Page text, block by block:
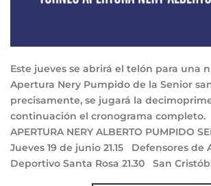
Este jueves se abrirá el telón para una
Apertura Nery Pumpido de la Senior
precisamente, se jugará la
continuación el cronograma completo.
APERTURA NERY ALBERTO PUMPIDO
Jueves 19 de junio 21.15 Defensores de
Deportivo Santa Rosa 21.30 San